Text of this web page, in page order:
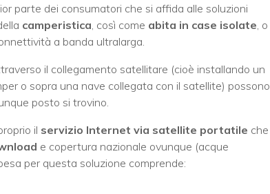
parte dei consumatori che si affida alle soluzioni
camperistica , così come abita in case isolate , o
a banda ultralarga.
il collegamento satellitare (cioè installando un
o sopra una nave collegata con il satellite) possono
posto si trovino.
il servizio Internet via satellite portatile che
e copertura nazionale ovunque (acque
per questa soluzione comprende: